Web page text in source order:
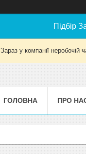
Підбір
Зараз у компанії
ГОЛОВНА ПРО